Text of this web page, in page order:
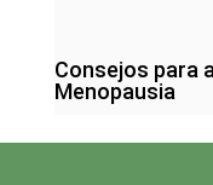
Consejos para
Menopausia